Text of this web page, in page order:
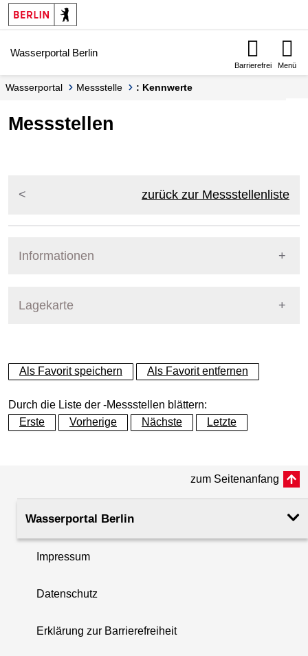
Springe zur Navigation
Springe zum Inhalt
Wasserportal Berlin
Barrierefrei Menü
Wasserportal Messstelle : Kennwerte
Messstellen
zurück zur Messstellenliste
Informationen
Lagekarte
+
−
Als Favorit speichern Als Favorit entfernen
Durch die Liste der -Messstellen blättern:
Erste
Vorherige Nächste Letzte
zum Seitenanfang
Wasserportal Berlin
Impressum
Datenschutz
Erklärung zur Barrierefreiheit